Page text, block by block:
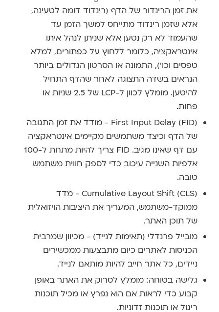
את זמן הרינדור של הדף (רינדוד דומה לטעינה,
אלא שזמן רינדוד מתייחס למשך הזמן עד
שהעמוד לא רק נטען אלא שניתן לנהל איתו
אינטראקציה, כלומר ללחוץ על כפתורים, למלא
טפסים וכו'), התמונה או הסרטון הגדולים ביותר
הנראים בשדה התצוגה לאחר שהדף התחיל
להיטען. מומלץ לכוון ל-LCP של 2.5 שניות או
פחות.
First Input Delay (FID) - מודד את זמן התגובה
של הדף וכיצד משתמשים מקיימים אינטראקציה
עם דף שאינו מגיב. FID צריך להיות מתחת ל-100
אלפיות השנייה עיכוב כדי לספק חווית משתמש
טובה.
Cumulative Layout Shift (CLS) - מדד
ממוקד-משתמש, המעריך את היציבות הויזואלית
של תוכן האתר.
מובייל פרנדלי (תאימות לנייד) - מכיוון שמרבית
הכניסות לאתרים כיום מתבצעות ממכשירים
ניידים, כל אתר חייב להיות מותאם לנייד.
גלישה בטוחה: מומלץ לסרוק את האתר באופן
קבוע כדי לראות אם הוא נפרץ או מכיל תוכנות
ריגול או תוכנות זדוניות.